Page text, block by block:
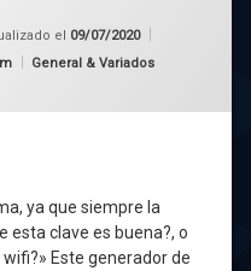
el 09/07/2020
Categorías:
General & Variados
ya que siempre la
esta clave es buena?, o
Este generador de